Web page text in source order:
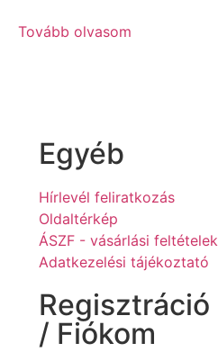
Tovább olvasom
Egyéb
Hírlevél feliratkozás
Oldaltérkép
ÁSZF - vásárlási feltételek
Adatkezelési tájékoztató
Regisztráció
/ Fiókom